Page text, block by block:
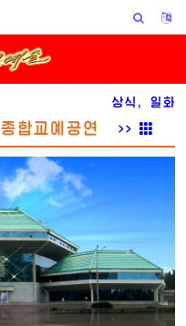
상식, 일화
합교예공연 >>